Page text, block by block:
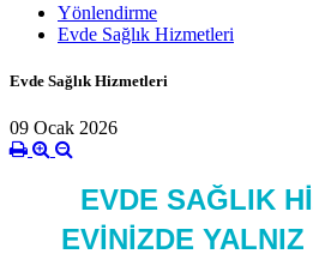
Yönlendirme
Evde Sağlık Hizmetleri
Evde Sağlık Hizmetleri
09 Ocak 2026
EVDE SAĞLIK
EVİNİZDE